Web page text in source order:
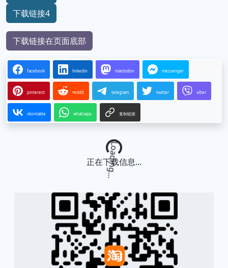
下载链接4
下载链接在页面底部
facebook linkedin mastodon messenger
pinterest reddit telegram twitter viber
vkontakte whatsapp 复制链接
Loading...
正在下载信息...